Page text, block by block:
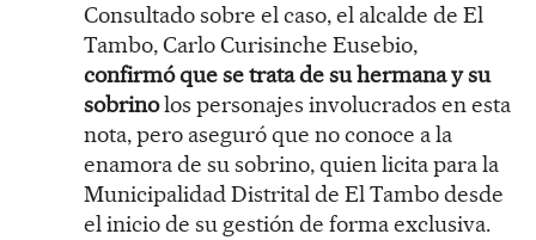
Consultado sobre el caso, el alcalde de El
Tambo, Carlo Curisinche Eusebio,
confirmó que se trata de su hermana y su
sobrinolos personajes involucrados en esta
nota, pero aseguró que no conoce a la
enamora de su sobrino, quien licita para la
Municipalidad Distrital de El Tambo desde
el inicio de su gestión de forma exclusiva.